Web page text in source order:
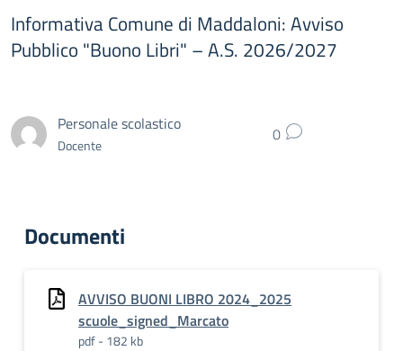
Informativa Comune di Maddaloni: Avviso
Pubblico "Buono Libri" – A.S. 2026/2027
Personale scolastico
Docente 0
Documenti
AVVISO BUONI LIBRO 2024_2025
scuole_signed_Marcato
pdf - 182 kb